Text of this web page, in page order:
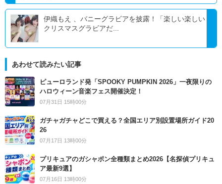
伊織もえ 、バニーグラビアを披露！「楽しい楽しい
クリスマスグラビアだ...
あわせて読みたい記事
ピューロランド発「SPOOKY PUMPKIN 2026」一夜限りの
ハロウィーン音楽フェス開催決定！
07月31日 15時00分
ガチャガチャどこで買える？全国エリア別設置場所ガイド20
26
07月17日 13時00分
プリキュアのガシャポン全種類まとめ2026【名探偵プリキュ
ア最新9選】
07月16日 13時00分